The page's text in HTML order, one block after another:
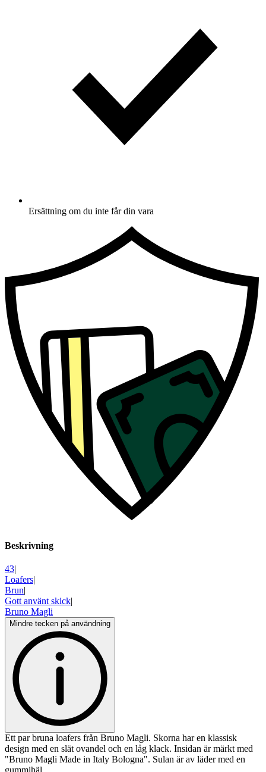
Ersättning om du inte får din vara
Beskrivning
43|
Loafers|
Brun|
Gott använt skick|
Bruno Magli
Mindre tecken på användning
Ett par bruna loafers från Bruno Magli. Skorna har en klassisk
design med en slät ovandel och en låg klack. Insidan är märkt med
"Bruno Magli Made in Italy Bologna". Sulan är av läder med en